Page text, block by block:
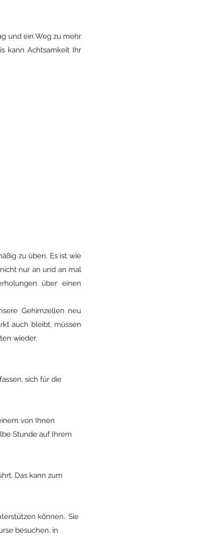
und ein Weg zu mehr
kann Achtsamkeit Ihr
zu üben. Es ist wie
nur an und an mal
über einen
Gehirnzellen neu
auch bleibt, müssen
wieder.
sich für die
von Ihnen
Stunde auf Ihrem
Das kann zum
können.. Sie
besuchen, in